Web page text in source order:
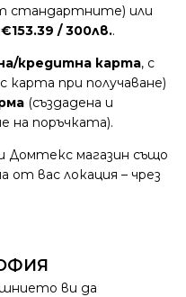
стандартните) или
/ 300лв..
кредитна карта, с
карта при получаване)
(създадена и
на поръчката).
Домтекс магазин също
от вас локация – чрез
ви да